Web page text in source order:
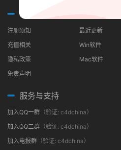
常见问题
注册须知
充值相关
隐私政策
免责声明
最近更新
Win软件
Mac软件
服务与支持
加入QQ一群 （验证: c4dchina）
加入QQ二群 （验证: c4dchina）
加入电报群 （验证: c4dchina）